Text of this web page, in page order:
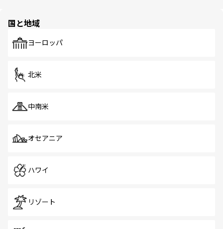
で、ホーカーズは地元の風情を楽しめる外せないスポット
国と地域
ヨーロッパ
北米
中南米
オセアニア
ハワイ
リゾート